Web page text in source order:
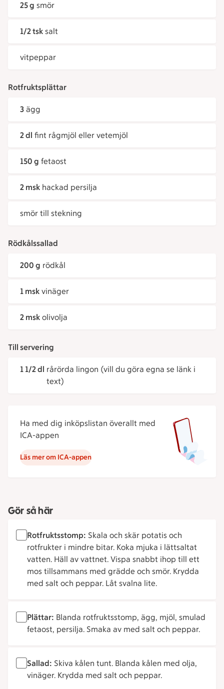
25 g smör
1/2 tsk salt
vitpeppar
Rotfruktsplättar
3 ägg
2 dl fint rågmjöl eller vetemjöl
150 g fetaost
2 msk hackad persilja
smör till stekning
Rödkålssallad
200 g rödkål
1 msk vinäger
2 msk olivolja
Till servering
1 1/2 dl rårörda lingon (vill du göra egna se länk i
text)
Ha med dig inköpslistan överallt med
ICA-appen
Läs mer om ICA-appen
Gör så här
Rotfruktsstomp: Skala och skär potatis och
rotfrukter i mindre bitar. Koka mjuka i lättsaltat
vatten. Häll av vattnet. Vispa snabbt ihop till ett
mos tillsammans med grädde och smör. Krydda
med salt och peppar. Låt svalna lite.
Plättar: Blanda rotfruktsstomp, ägg, mjöl, smulad
fetaost, persilja. Smaka av med salt och peppar.
Sallad: Skiva kålen tunt. Blanda kålen med olja,
vinäger. Krydda med salt och peppar.